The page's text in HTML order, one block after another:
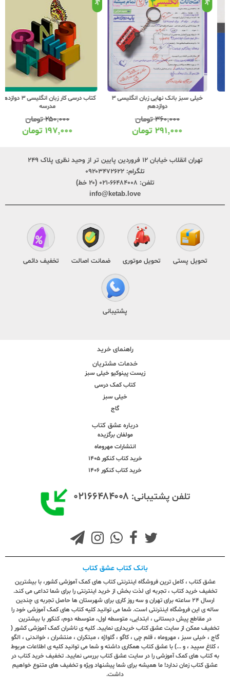
خیلی سبز بانک نهایی زبان انگلیسی 3
دوازدهم
۳۶۰,۰۰۰تومان
۲۹۱,۰۰۰تومان
کتاب درسی کار زبان انگلیسی 3 دوازدهم
مدرسه
۲۵۰,۰۰۰تومان
۱۹۷,۰۰۰تومان
تهران انقلاب خیابان ۱۲ فروردین پایین تر از وحید نظری پلاک ۲۴۹
تلگرام: ۰۹۲۰۳۴۷۲۶۲۲
تلفن: ۶۶۴۸۴۰۰۸-۰۲۱ (۲۰ خط)
info@ketab.love
تحویل پستی تحویل موتوری ضمانت اصالت تخفیف دائمی
پشتیبانی
راهنمای خرید
خدمات مشتریان
زیست پینوکیو خیلی سبز
کتاب کمک درسی
خیلی سبز
گاج
درباره عشق کتاب
مولفان برگزیده
انتشارات مهروماه
خرید کتاب کنکور 1405
خرید کتاب کنکور 1406
تلفن پشتیبانی: ۰۲۱۶۶۴۸۴۰۰۸
بانک کتاب عشق کتاب
عشق کتاب ، کامل ترین فروشگاه اینترنتی کتاب های کمک آموزشی کشور، با بیشترین
تخفیف خرید کتاب ، تجربه ای لذت بخش از خرید اینترنتی را برای شما تداعی می کند.
ارسال ٢٤ ساعته برای تهران و سه روز کاری برای شهرستان ها حاصل تجربه ی چندین
ساله ی این فروشگاه اینترنتی است. شما می توانید کلیه کتاب های کمک آموزشی خود را
در مقاطع پیش دبستانی ، ابتدایی، متوسطه اول، متوسطه دوم، کنکور با بیشترین
تخفیف ممکن از سایت عشق کتاب خریداری نمایید. کلیه ی ناشران کمک آموزشی کشور (
گاج ، خیلی سبز ، مهروماه ، قلم چی ، کاگو ، گلواژه ، مبتکران ، منتشران ، خواندنی ، الگو
، کلاغ سپید ، و ...) با عشق کتاب همکاری داشته و شما می توانید کلیه ی اطلاعات مربوط
به کتاب های کمک آموزشی را در سایت عشق کتاب بررسی نمایید. تخفیف خرید کتاب در
عشق کتاب زمان ندارد! ما همیشه برای شما پیشنهاد ویژه و تخفیف های متنوع خواهیم
داشت.